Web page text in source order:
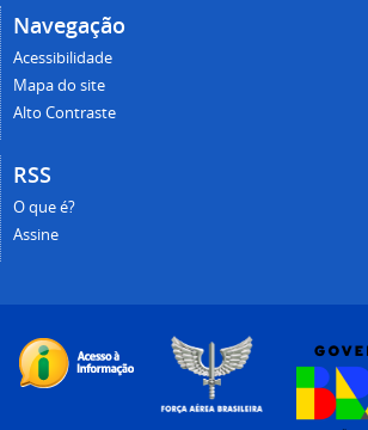
Navegação
Acessibilidade
Mapa do site
Alto Contraste
RSS
O que é?
Assine